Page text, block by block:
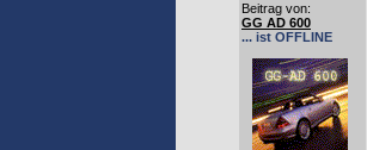
Beitrag von:
GG AD 600
... ist OFFLINE